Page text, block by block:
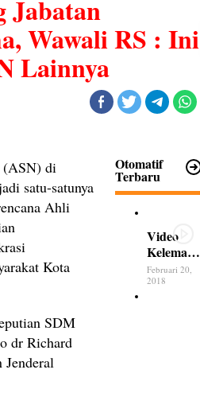
Jabatan
Wawali RS : Ini
Lainnya
(ASN) di
satu-satunya
Ahli
Kota
SDM
dr Richard
Otomatif
Terbaru
Video
Kelemah
an dan
Kelebiha
Februari 20,
2018